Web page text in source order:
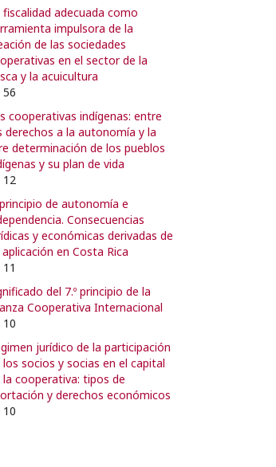
fiscalidad adecuada como
impulsora de la
de las sociedades
en el sector de la
y la acuicultura
56
cooperativas indígenas: entre
derechos a la autonomía y la
determinación de los pueblos
y su plan de vida
12
de autonomía e
Consecuencias
y económicas derivadas de
en Costa Rica
11
del 7.º principio de la
Cooperativa Internacional
10
jurídico de la participación
los socios y socias en el capital
la cooperativa: tipos de
y derechos económicos
10